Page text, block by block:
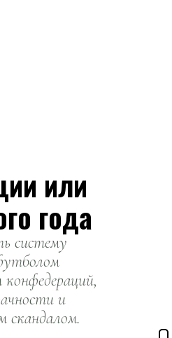
или
года
систему
и
скандалом.